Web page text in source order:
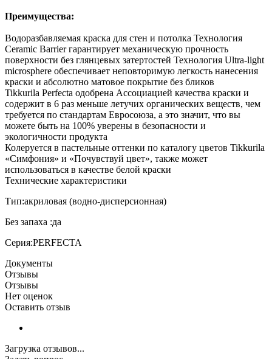
Преимущества:
Водоразбавляемая краска для стен и потолка Технология
Ceramic Barrier гарантирует механическую прочность
поверхности без глянцевых затертостей Технология Ultra-light
microsphere обеспечивает неповторимую легкость нанесения
краски и абсолютно матовое покрытие без бликов
Tikkurila Perfecta одобрена Ассоциацией качества краски и
содержит в 6 раз меньше летучих органических веществ, чем
требуется по стандартам Евросоюза, а это значит, что вы
можете быть на 100% уверены в безопасности и
экологичности продукта
Колеруется в пастельные оттенки по каталогу цветов Tikkurila
«Симфония» и «Почувствуй цвет», также может
использоваться в качестве белой краски
Технические характеристики
Тип:акриловая (водно-дисперсионная)
Без запаха :да
Серия:PERFECTA
Документы
Отзывы
Отзывы
Нет оценок
Оставить отзыв
Загрузка отзывов...